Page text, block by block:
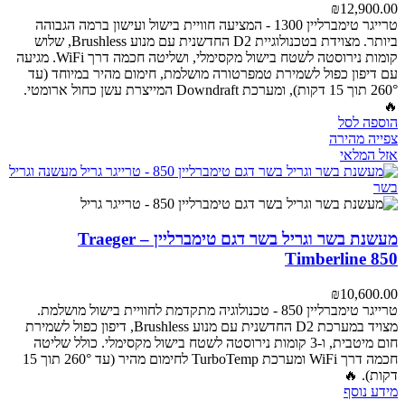
₪12,900.00
טרייגר טימברליין 1300 - המציעה חוויית בישול ועישון ברמה הגבוהה
ביותר. מצוידת בטכנולוגיית D2 החדשנית עם מנוע Brushless, שלוש
קומות נירוסטה לשטח בישול מקסימלי, ושליטה חכמה דרך WiFi. מגיעה
עם דיפון כפול לשמירת טמפרטורה מושלמת, חימום מהיר במיוחד (עד
260° תוך 15 דקות), ומערכת Downdraft המייצרת עשן כחול ארומטי.
🔥
הוספה לסל
צפייה מהירה
אזל המלאי
מעשנת בשר וגריל בשר דגם טימברליין – Traeger
Timberline 850
₪10,600.00
טרייגר טימברליין 850 - טכנולוגיה מתקדמת לחוויית בישול מושלמת.
מצויד במערכת D2 החדשנית עם מנוע Brushless, דיפון כפול לשמירת
חום מיטבית, ו-3 קומות נירוסטה לשטח בישול מקסימלי. כולל שליטה
חכמה דרך WiFi ומערכת TurboTemp לחימום מהיר (עד 260° תוך 15
דקות). 🔥
מידע נוסף